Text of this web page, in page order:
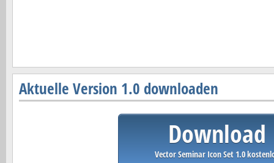
Aktuelle Version 1.0 downloaden
Download
Vector Seminar Icon Set 1.0